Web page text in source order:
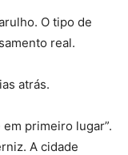
O tipo de
real.
atrás.
primeiro lugar”.
A cidade